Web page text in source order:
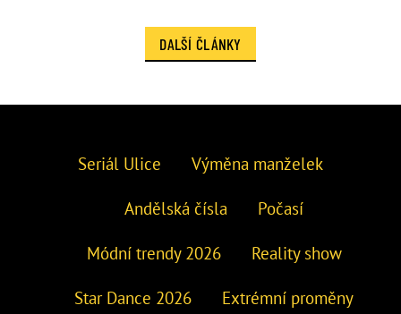
DALŠÍ ČLÁNKY
Seriál Ulice Výměna manželek
Andělská čísla Počasí
Módní trendy 2026 Reality show
Star Dance 2026 Extrémní proměny